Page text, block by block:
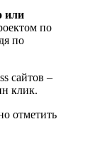
или
по
по
сайтов –
клик.
отметить